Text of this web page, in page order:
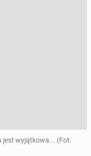
jest wyjątkowa... (Fot.